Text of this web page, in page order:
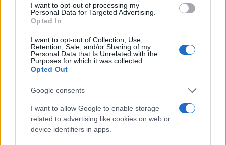
I want to opt-out of processing my
Personal Data for Targeted Advertising.
Opted In
I want to opt-out of Collection, Use,
Retention, Sale, and/or Sharing of my
Personal Data that Is Unrelated with the
Purposes for which it was collected.
Opted Out
Google consents
I want to allow Google to enable storage
related to advertising like cookies on web or
device identifiers in apps.
Sigue leyendo
SALUD Y ALIMENTACIÓN